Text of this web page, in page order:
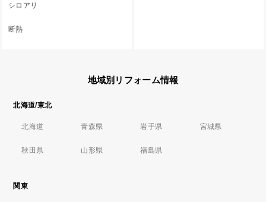
シロアリ
断熱
地域別リフォーム情報
北海道/東北
北海道 青森県 岩手県 宮城県
秋田県 山形県 福島県
関東